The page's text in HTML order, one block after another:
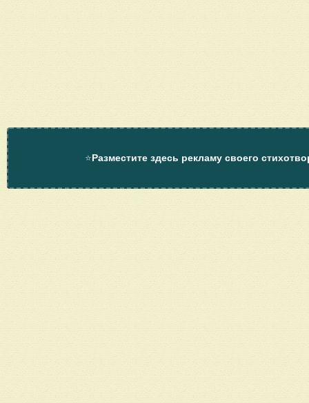
⭐Разместите здесь рекламу своего